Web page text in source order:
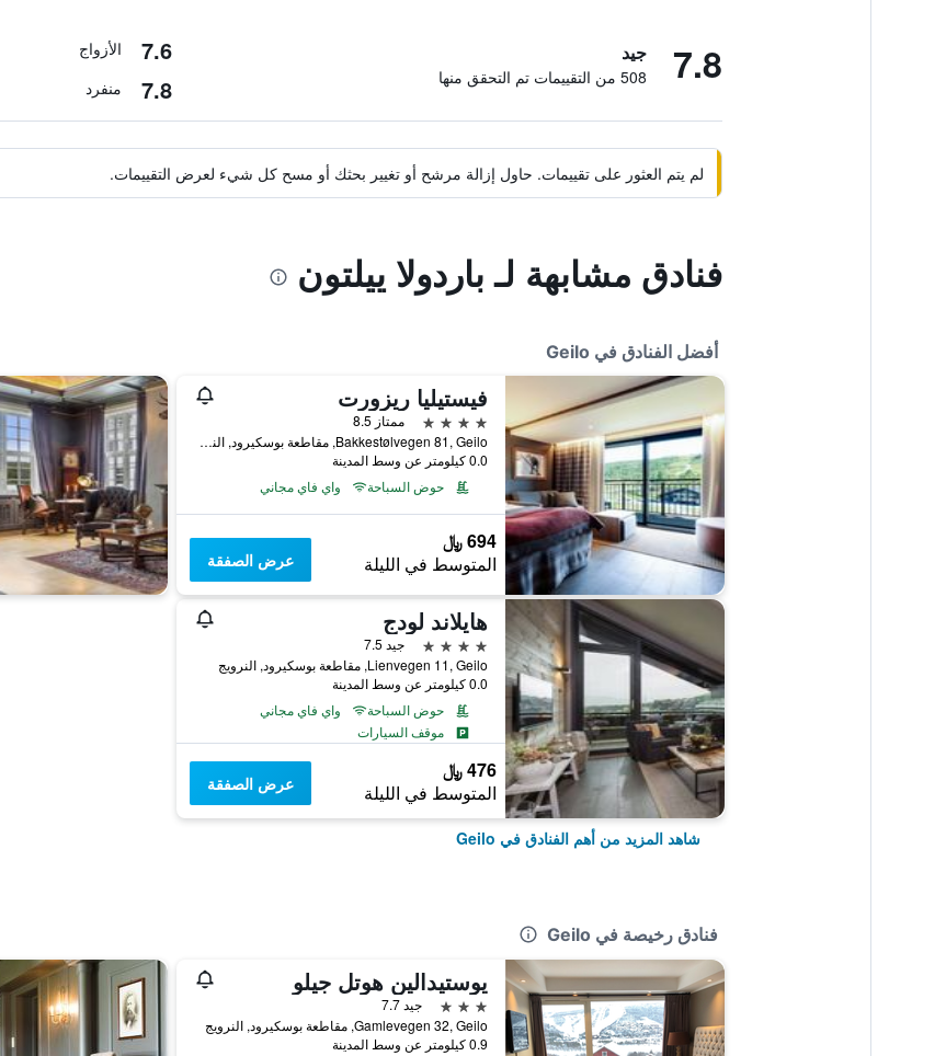
7.8 جيد
508 من التقييمات تم التحقق منها
7.6 الأزواج
7.8 منفرد
لم يتم العثور على تقييمات. حاول إزالة مرشح أو تغيير بحثك أو مسح كل شيء لعرض التقييمات.
فنادق مشابهة لـ باردولا ييلتون
أفضل الفنادق في Geilo
فيستيليا ريزورت
4 نجوم
ممتاز 8.5
Bakkestølvegen 81, Geilo, مقاطعة بوسكيرود, النرويج
0.0 كيلومتر عن وسط المدينة
حوض السباحة
واي فاي مجاني
694 ﷼
المتوسط في الليلة عرض الصفقة
هايلاند لودج
4 نجوم
جيد 7.5
Lienvegen 11, Geilo, مقاطعة بوسكيرود, النرويج
0.0 كيلومتر عن وسط المدينة
حوض السباحة
واي فاي مجاني
موقف السيارات
476 ﷼
المتوسط في الليلة عرض الصفقة
شاهد المزيد من أهم الفنادق في Geilo
فنادق رخيصة في Geilo
يوستيدالين هوتل جيلو
3 نجوم
جيد 7.7
Gamlevegen 32, Geilo, مقاطعة بوسكيرود, النرويج
0.9 كيلومتر عن وسط المدينة